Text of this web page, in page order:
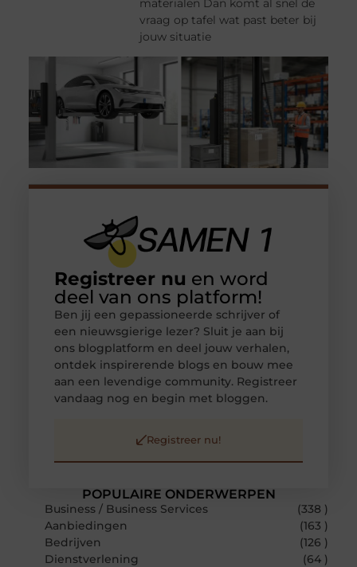
materialen Dan komt al snel de
vraag op tafel wat past beter bij
jouw situatie
POPULAIRE ONDERWERPEN
Business / Business Services
(338 )
Aanbiedingen
(163 )
Bedrijven
(126 )
Dienstverlening
(64 )
Registreer nu en word
deel van ons platform!
Ben jij een gepassioneerde schrijver of
een nieuwsgierige lezer? Sluit je aan bij
ons blogplatform en deel jouw verhalen,
ontdek inspirerende blogs en bouw mee
aan een levendige community. Registreer
vandaag nog en begin met bloggen.
Registreer nu!